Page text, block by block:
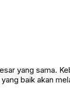
yang sama.
baik akan